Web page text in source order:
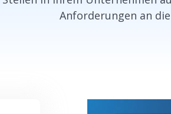
Anforderungen an